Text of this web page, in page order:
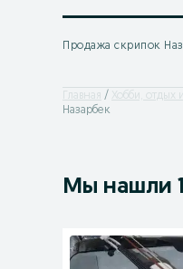
Продажа скрипок
Главная Хобби, отдых
Назарбек
Мы нашли